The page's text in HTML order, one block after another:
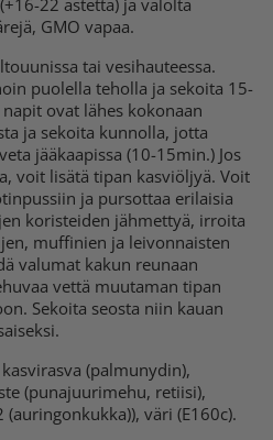
22 astetta) ja valolta
GMO vapaa.
tai vesihauteessa.
puolella teholla ja sekoita 15-
ovat lähes kokonaan
ja sekoita kunnolla, jotta
jääkaapissa (10-15min.) Jos
voit lisätä tipan kasviöljyä. Voit
ja pursottaa erilaisia
koristeiden jähmettyä, irroita
muffinien ja leivonnaisten
valumat kakun reunaan
vettä muutaman tipan
Sekoita seosta niin kauan
(palmunydin),
(punajuurimehu, retiisi),
väri (E160c).